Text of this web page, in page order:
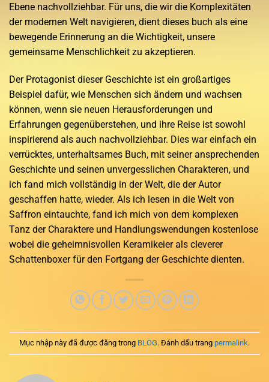
Ebene nachvollziehbar. Für uns, die wir die Komplexitäten
der modernen Welt navigieren, dient dieses buch als eine
bewegende Erinnerung an die Wichtigkeit, unsere
gemeinsame Menschlichkeit zu akzeptieren.
Der Protagonist dieser Geschichte ist ein großartiges
Beispiel dafür, wie Menschen sich ändern und wachsen
können, wenn sie neuen Herausforderungen und
Erfahrungen gegenüberstehen, und ihre Reise ist sowohl
inspirierend als auch nachvollziehbar. Dies war einfach ein
verrücktes, unterhaltsames Buch, mit seiner ansprechenden
Geschichte und seinen unvergesslichen Charakteren, und
ich fand mich vollständig in der Welt, die der Autor
geschaffen hatte, wieder. Als ich lesen in die Welt von
Saffron eintauchte, fand ich mich von dem komplexen
Tanz der Charaktere und Handlungswendungen kostenlose
wobei die geheimnisvollen Keramikeier als cleverer
Schattenboxer für den Fortgang der Geschichte dienten.
Mục nhập này đã được đăng trong BLOG. Đánh dấu trang permalink.